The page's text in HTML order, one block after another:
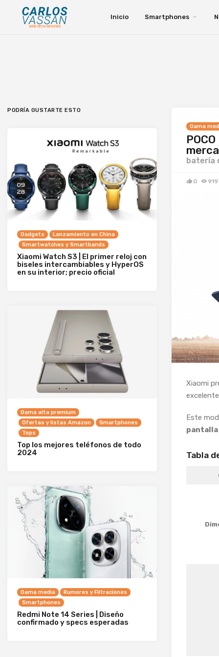
Inicio Smartphones
Gama
batería
0 919
Xiaomi
excelente
Este
Tabla
PODRÍA GUSTARTE ESTO
Gadgets
Lanzamiento en China
Smartwatches y Smartbands
Xiaomi Watch S3 | El primer reloj con
biseles intercambiables y HyperOS
en su interior; precio oficial
Gama alta premium
Ofertas y listas Amazon
Smartphones
Tops
Top los mejores teléfonos de todo
2024
Gama media
Rumores y Filtraciones
Smartphones
Redmi Note 14 Series | Diseño
confirmado y specs esperadas